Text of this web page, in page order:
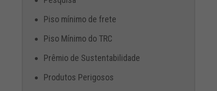
Piso mínimo de frete
Piso Mínimo do TRC
Prêmio de Sustentabilidade
Produtos Perigosos